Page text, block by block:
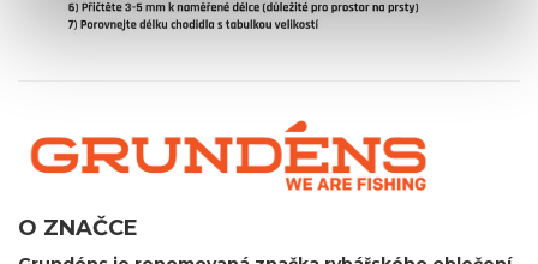
O ZNAČCE